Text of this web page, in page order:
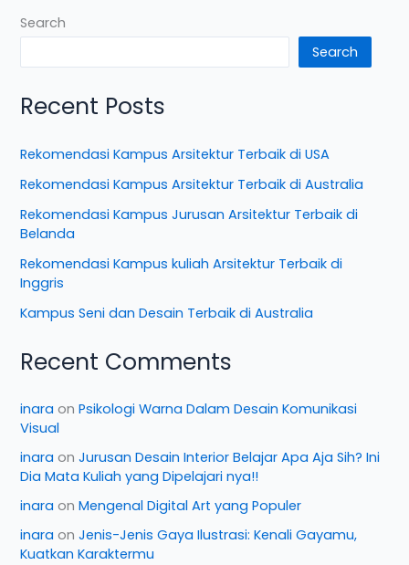
Search
Search
Recent Posts
Rekomendasi Kampus Arsitektur Terbaik di USA
Rekomendasi Kampus Arsitektur Terbaik di Australia
Rekomendasi Kampus Jurusan Arsitektur Terbaik di
Belanda
Rekomendasi Kampus kuliah Arsitektur Terbaik di
Inggris
Kampus Seni dan Desain Terbaik di Australia
Recent Comments
inara onPsikologi Warna Dalam Desain Komunikasi
Visual
inara onJurusan Desain Interior Belajar Apa Aja Sih? Ini
Dia Mata Kuliah yang Dipelajari nya!!
inara onMengenal Digital Art yang Populer
inara onJenis-Jenis Gaya Ilustrasi: Kenali Gayamu,
Kuatkan Karaktermu